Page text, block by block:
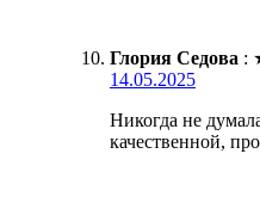
Глория Седова :
14.05.2025
Никогда не
качественной,